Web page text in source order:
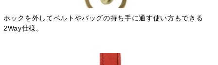
ホックを外してベルトやバッグの持ち手に通す使い方もできる
2Way仕様。